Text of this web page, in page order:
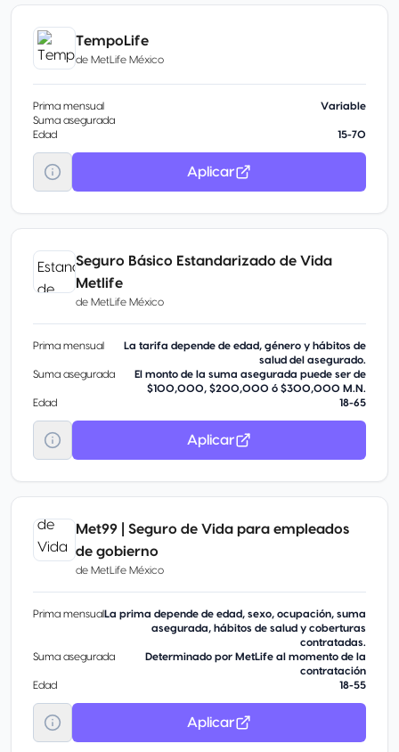
TempoLife
de MetLife México
Prima mensual
Variable
Suma asegurada
Edad
15-70
Aplicar
Seguro Básico Estandarizado de Vida
Metlife
de MetLife México
Prima mensual
La tarifa depende de edad, género y hábitos de
salud del asegurado.
Suma asegurada
El monto de la suma asegurada puede ser de
$100,000, $200,000 ó $300,000 M.N.
Edad
18-65
Aplicar
Met99 | Seguro de Vida para empleados
de gobierno
de MetLife México
Prima mensualLa prima depende de edad, sexo, ocupación, suma
asegurada, hábitos de salud y coberturas
contratadas.
Suma asegurada
Determinado por MetLife al momento de la
contratación
Edad
18-55
Aplicar